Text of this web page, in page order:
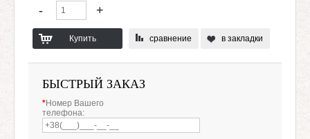
сравнение в закладки
БЫСТРЫЙ ЗАКАЗ
*Номер Вашего
телефона: